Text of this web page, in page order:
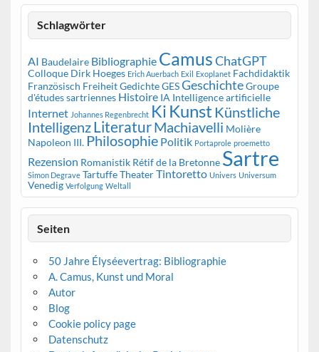
Schlagwörter
AI Baudelaire Bibliographie CamusChatGPT
Colloque Dirk Hoeges Erich Auerbach Exil Exoplanet Fachdidaktik
Französisch FreiheitGedichteGESGeschichteGroupe
d'études sartriennes Histoire IA Intelligence artificielle
Internet Johannes Regenbrecht Ki Kunst Künstliche
IntelligenzLiteraturMachiavelli Molière
Napoleon III. Philosophie Politik Portaprole proemetto
Rezension Romanistik Rétif de la Bretonne Sartre
Simon Degrave TartuffeTheaterTintoretto Univers Universum
Venedig Verfolgung Weltall
Seiten
50 Jahre Élyséevertrag: Bibliographie
A. Camus, Kunst und Moral
Autor
Blog
Cookie policy page
Datenschutz